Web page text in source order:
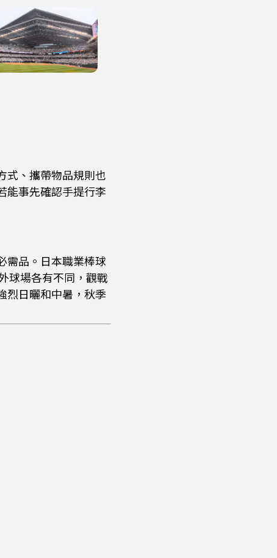
式、攜帶物品規則也
能事先確認手提行李
需品。日本職業棒球
球場各有不同，觀戰
烈日曬和中暑，秋季